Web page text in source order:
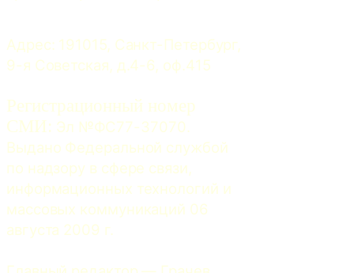
Адрес: 191015, Санкт-Петербург,
9-я Советская, д.4-6, оф.415
Регистрационный номер
СМИ: Эл №ФС77-37070.
Выдано Федеральной службой
по надзору в сфере связи,
информационных технологий и
массовых коммуникаций 06
августа 2009 г.